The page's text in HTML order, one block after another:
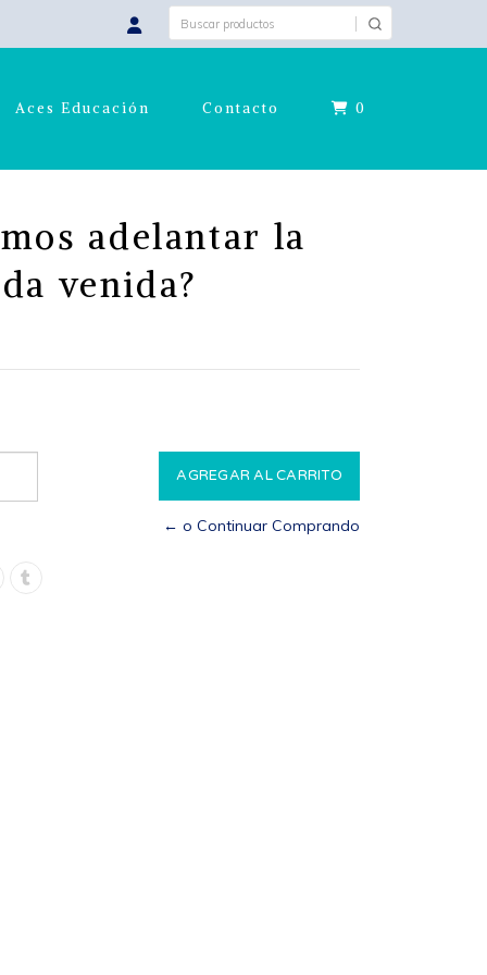
Aces Educación Contacto 0
adelantar la
venida?
← o Continuar Comprando